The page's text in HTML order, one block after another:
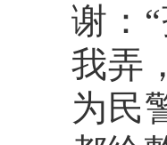
谢：
我弄
为民